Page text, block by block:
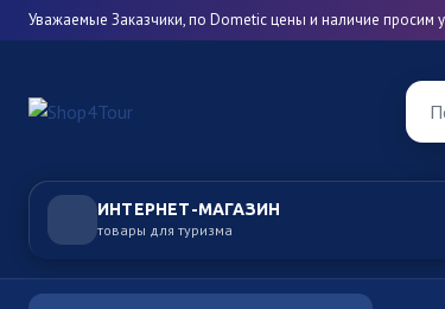
Уважаемые Заказчики, по Dometic цены и наличие просим
ИНТЕРНЕТ-МАГАЗИН
товары для туризма